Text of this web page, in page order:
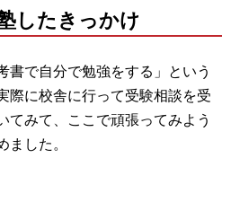
したきっかけ
書で自分で勉強をする」という
際に校舎に行って受験相談を受
てみて、ここで頑張ってみよう
ました。